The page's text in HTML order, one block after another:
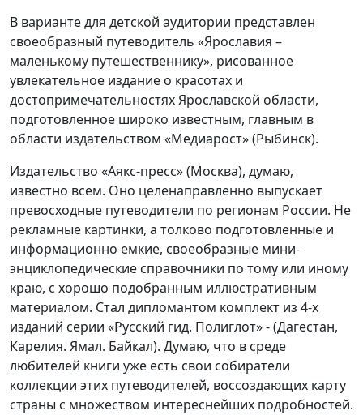
В варианте для детской аудитории представлен
своеобразный путеводитель «Ярославия –
маленькому путешественнику», рисованное
увлекательное издание о красотах и
достопримечательностях Ярославской области,
подготовленное широко известным, главным в
области издательством «Медиарост» (Рыбинск).
Издательство «Аякс-пресс» (Москва), думаю,
известно всем. Оно целенаправленно выпускает
превосходные путеводители по регионам России. Не
рекламные картинки, а толково подготовленные и
информационно емкие, своеобразные мини-
энциклопедические справочники по тому или иному
краю, с хорошо подобранным иллюстративным
материалом. Стал дипломантом комплект из 4-х
изданий серии «Русский гид. Полиглот» - (Дагестан,
Карелия. Ямал. Байкал). Думаю, что в среде
любителей книги уже есть свои собиратели
коллекции этих путеводителей, воссоздающих карту
страны с множеством интереснейших подробностей.